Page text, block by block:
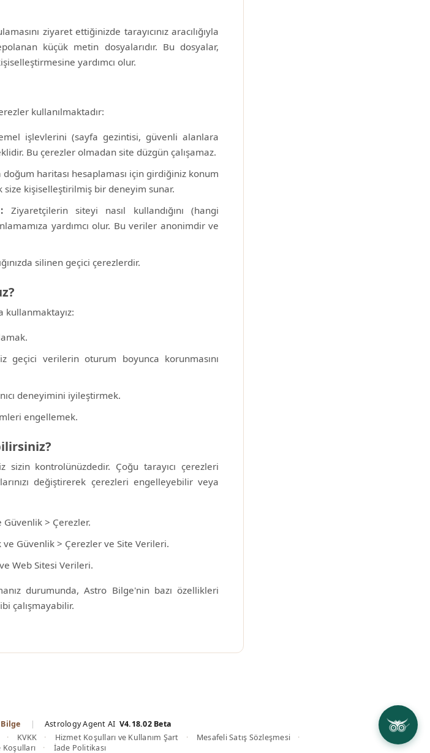
ziyaret ettiğinizde tarayıcınız aracılığıyla
küçük metin dosyalarıdır. Bu dosyalar,
yardımcı olur.
kullanılmaktadır:
işlevlerini (sayfa gezintisi, güvenli alanlara
Bu çerezler olmadan site düzgün çalışamaz.
haritası hesaplaması için girdiğiniz konum
kişiselleştirilmiş bir deneyim sunar.
Ziyaretçilerin siteyi nasıl kullandığını (hangi
yardımcı olur. Bu veriler anonimdir ve
silinen geçici çerezlerdir.
kullanmaktayız:
geçici verilerin oturum boyunca korunmasını
deneyimini iyileştirmek.
engellemek.
sizin kontrolünüzdedir. Çoğu tarayıcı çerezleri
değiştirerek çerezleri engelleyebilir veya
> Çerezler.
ve Güvenlik > Çerezler ve Site Verileri.
Web Sitesi Verileri.
durumunda, Astro Bilge'nin bazı özellikleri
çalışmayabilir.
| Astrology Agent AI V4.18.02 Beta
KVKK Hizmet Koşulları ve Kullanım Şart
Mesafeli Satış Sözleşmesi
Koşulları
İade Politikası